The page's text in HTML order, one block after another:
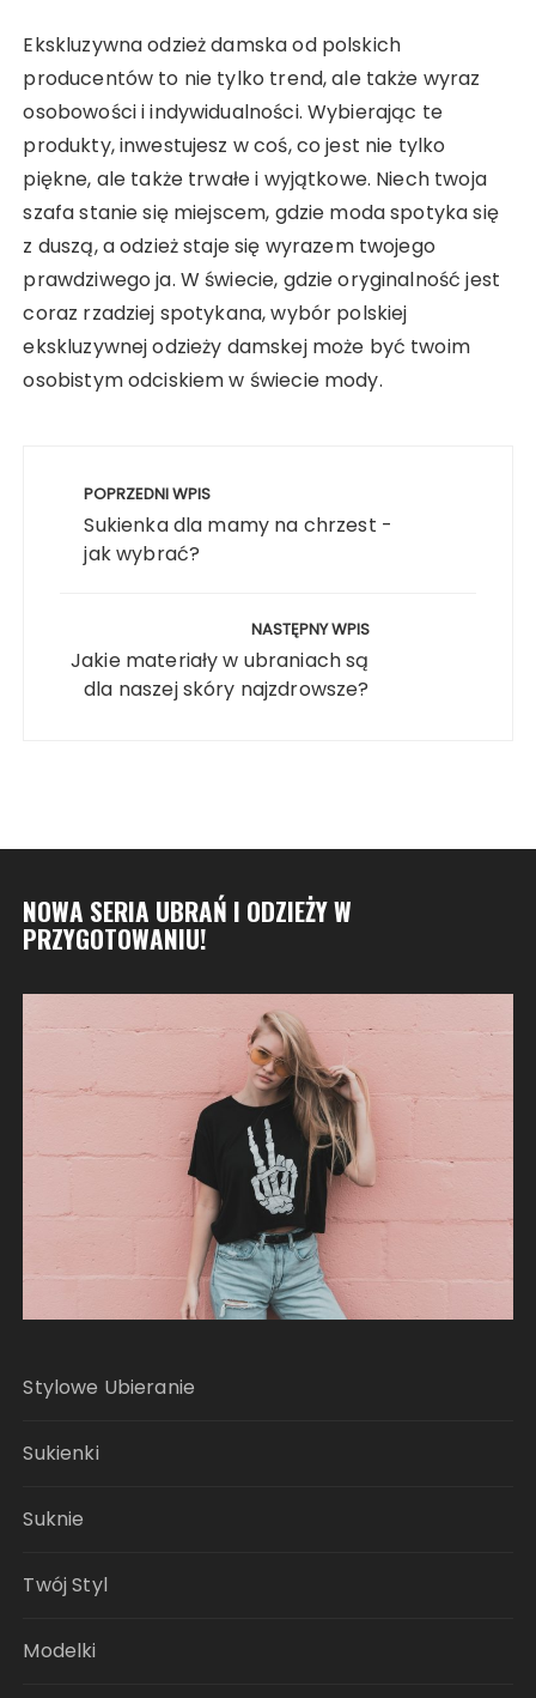
Ekskluzywna odzież damska od polskich
producentów to nie tylko trend, ale także wyraz
osobowości i indywidualności. Wybierając te
produkty, inwestujesz w coś, co jest nie tylko
piękne, ale także trwałe i wyjątkowe. Niech twoja
szafa stanie się miejscem, gdzie moda spotyka się
z duszą, a odzież staje się wyrazem twojego
prawdziwego ja. W świecie, gdzie oryginalność jest
coraz rzadziej spotykana, wybór polskiej
ekskluzywnej odzieży damskej może być twoim
osobistym odciskiem w świecie mody.
wpisuPOPRZEDNI WPIS
Sukienka dla mamy na chrzest -
jak wybrać?
NASTĘPNY WPIS
Jakie materiały w ubraniach są
dla naszej skóry najzdrowsze?
NOWA SERIA UBRAŃ I ODZIEŻY W
PRZYGOTOWANIU!
Stylowe Ubieranie
Sukienki
Suknie
Twój Styl
Modelki